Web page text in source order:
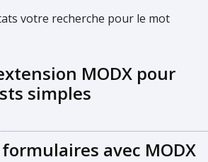
votre recherche pour le mot
MODX pour
simples
avec MODX